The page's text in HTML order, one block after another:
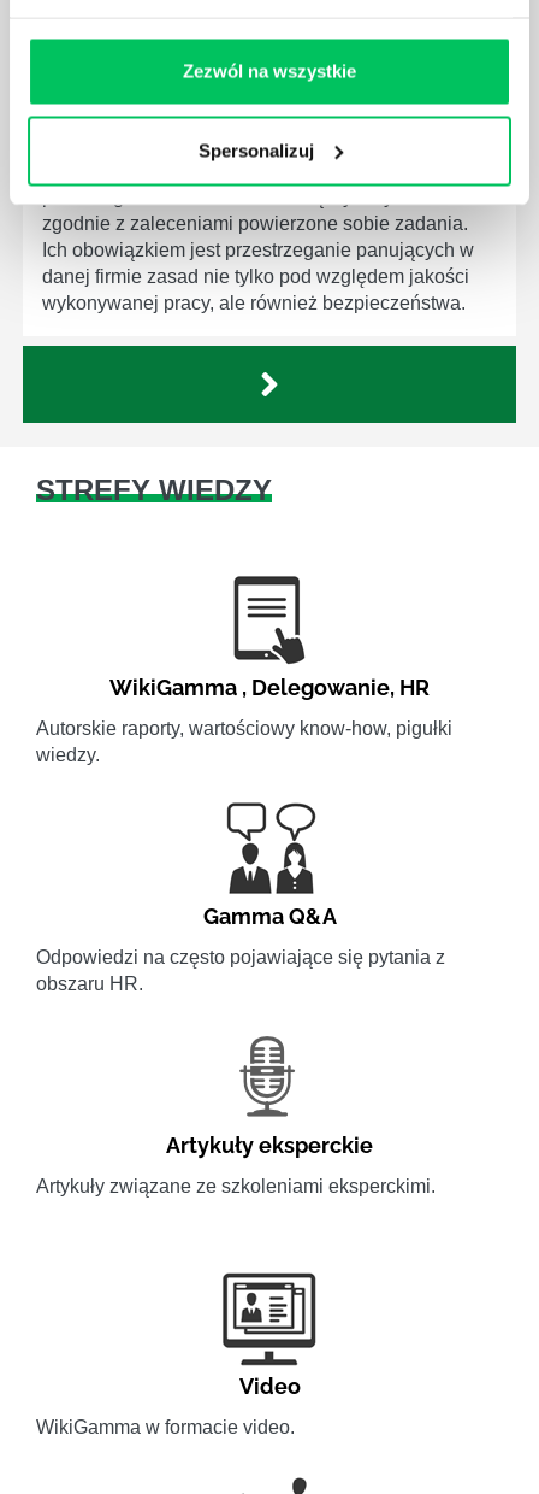
Zezwól na wszystkie
Spersonalizuj
CZYM ZAJMUJE SIĘ AUDYTOR WEWNĘTRZNY
zgodnie z zaleceniami powierzone sobie zadania.
Ich obowiązkiem jest przestrzeganie panujących w
danej firmie zasad nie tylko pod względem jakości
wykonywanej pracy, ale również bezpieczeństwa.
STREFY WIEDZY
WikiGamma , Delegowanie, HR
Autorskie raporty, wartościowy know-how, pigułki
wiedzy.
Gamma Q&A
Odpowiedzi na często pojawiające się pytania z
obszaru HR.
Artykuły eksperckie
Artykuły związane ze szkoleniami eksperckimi.
Video
WikiGamma w formacie video.